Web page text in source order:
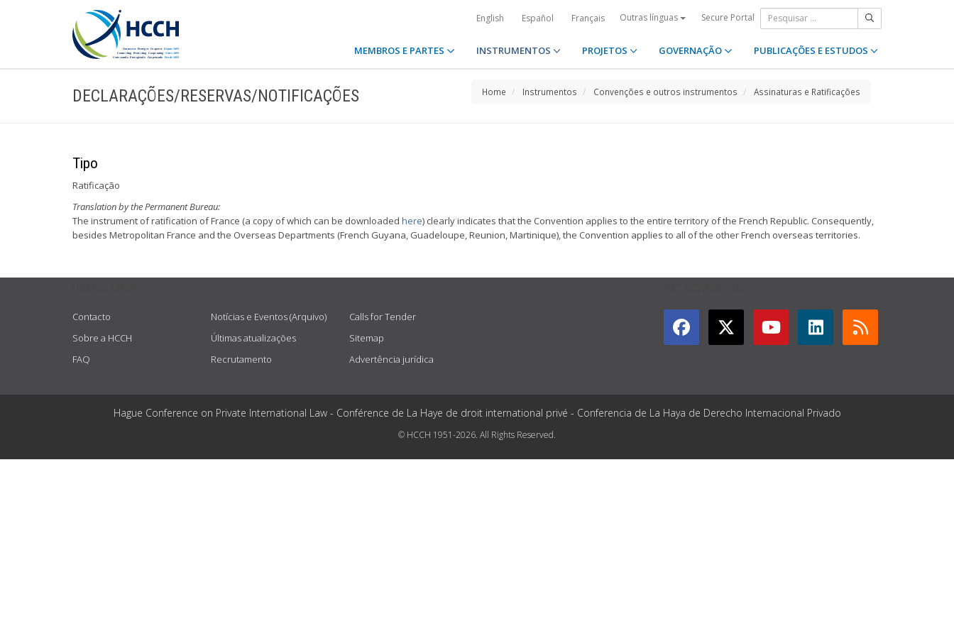
English Español Français Outras línguas Secure Portal
MEMBROS E PARTES INSTRUMENTOS PROJETOS GOVERNAÇÃO PUBLICAÇÕES E ESTUDOS
DECLARAÇÕES/RESERVAS/NOTIFICAÇÕES Home Instrumentos Convenções e outros instrumentos Assinaturas e Ratificações
Tipo
Ratificação
Translation by the Permanent Bureau:
The instrument of ratification of France (a copy of which can be downloaded here) clearly indicates that the Convention applies to the entire territory of the French Republic. Consequently,
besides Metropolitan France and the Overseas Departments (French Guyana, Guadeloupe, Reunion, Martinique), the Convention applies to all of the other French overseas territories.
Contacto
Sobre a HCCH
FAQ
Notícias e Eventos (Arquivo)
Últimas atualizações
Recrutamento
Calls for Tender
Sitemap
Advertência jurídica
Hague Conference on Private International Law - Conférence de La Haye de droit international privé - Conferencia de La Haya de Derecho Internacional Privado
© HCCH 1951-2026. All Rights Reserved.